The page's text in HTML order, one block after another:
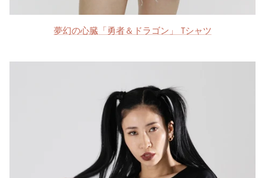
夢幻の心臓「勇者＆ドラゴン」 Tシャツ